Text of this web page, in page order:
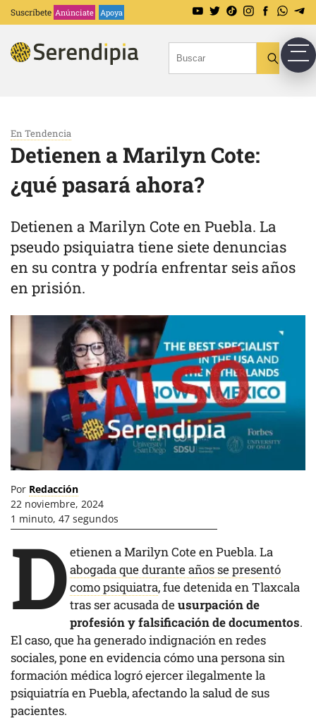
Suscríbete Anúnciate Apoya
En Tendencia
Detienen a Marilyn Cote:
¿qué pasará ahora?
Detienen a Marilyn Cote en Puebla. La
pseudo psiquiatra tiene siete denuncias
en su contra y podría enfrentar seis años
en prisión.
Por Redacción
22 noviembre, 2024
1 minuto, 47 segundos
Detienen a Marilyn Cote en Puebla. La
abogada que durante años se presentó
como psiquiatra, fue detenida en Tlaxcala
tras ser acusada deusurpación de
profesión y falsificación de documentos.
El caso, que ha generado indignación en redes
sociales, pone en evidencia cómo una persona sin
formación médica logró ejercer ilegalmente la
psiquiatría en Puebla, afectando la salud de sus
pacientes.